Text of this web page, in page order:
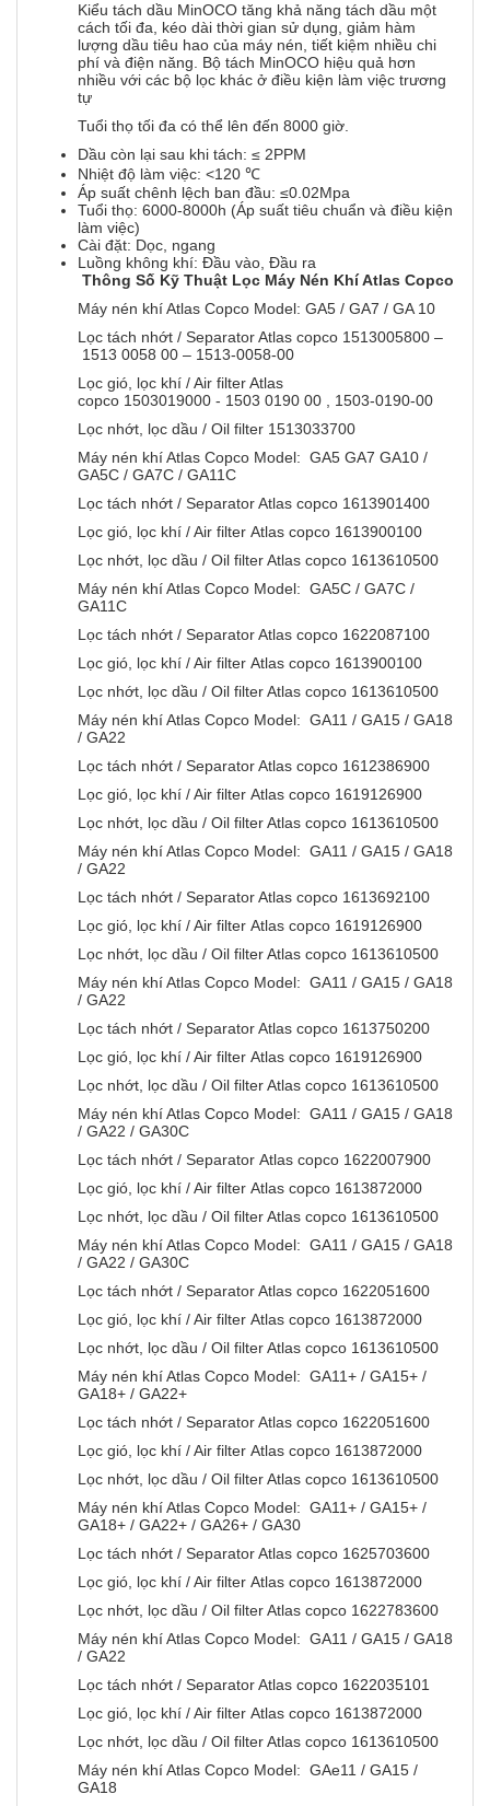
Kiểu tách dầu MinOCO tăng khả năng tách dầu một
cách tối đa, kéo dài thời gian sử dụng, giảm hàm
lượng dầu tiêu hao của máy nén, tiết kiệm nhiều chi
phí và điện năng. Bộ tách MinOCO hiệu quả hơn
nhiều với các bộ lọc khác ở điều kiện làm việc trương
tự
Tuổi thọ tối đa có thể lên đến 8000 giờ.
Dầu còn lại sau khi tách: ≤ 2PPM
Nhiệt độ làm việc: <120 ℃
Áp suất chênh lệch ban đầu: ≤0.02Mpa
Tuổi thọ: 6000-8000h (Áp suất tiêu chuẩn và điều kiện
làm việc)
Cài đặt: Dọc, ngang
Luồng không khí: Đầu vào, Đầu ra
Thông Số Kỹ Thuật Lọc Máy Nén Khí Atlas Copco
Máy nén khí Atlas Copco Model: GA5 / GA7 / GA 10
Lọc tách nhớt / Separator Atlas copco 1513005800 –
1513 0058 00 – 1513-0058-00
Lọc gió, lọc khí / Air filter Atlas
copco 1503019000 - 1503 0190 00 , 1503-0190-00
Lọc nhớt, lọc dầu / Oil filter 1513033700
Máy nén khí Atlas Copco Model: GA5 GA7 GA10 /
GA5C / GA7C / GA11C
Lọc tách nhớt / Separator Atlas copco 1613901400
Lọc gió, lọc khí / Air filter Atlas copco 1613900100
Lọc nhớt, lọc dầu / Oil filter Atlas copco 1613610500
Máy nén khí Atlas Copco Model: GA5C / GA7C /
GA11C
Lọc tách nhớt / Separator Atlas copco 1622087100
Lọc gió, lọc khí / Air filter Atlas copco 1613900100
Lọc nhớt, lọc dầu / Oil filter Atlas copco 1613610500
Máy nén khí Atlas Copco Model: GA11 / GA15 / GA18
/ GA22
Lọc tách nhớt / Separator Atlas copco 1612386900
Lọc gió, lọc khí / Air filter Atlas copco 1619126900
Lọc nhớt, lọc dầu / Oil filter Atlas copco 1613610500
Máy nén khí Atlas Copco Model: GA11 / GA15 / GA18
/ GA22
Lọc tách nhớt / Separator Atlas copco 1613692100
Lọc gió, lọc khí / Air filter Atlas copco 1619126900
Lọc nhớt, lọc dầu / Oil filter Atlas copco 1613610500
Máy nén khí Atlas Copco Model: GA11 / GA15 / GA18
/ GA22
Lọc tách nhớt / Separator Atlas copco 1613750200
Lọc gió, lọc khí / Air filter Atlas copco 1619126900
Lọc nhớt, lọc dầu / Oil filter Atlas copco 1613610500
Máy nén khí Atlas Copco Model: GA11 / GA15 / GA18
/ GA22 / GA30C
Lọc tách nhớt / Separator Atlas copco 1622007900
Lọc gió, lọc khí / Air filter Atlas copco 1613872000
Lọc nhớt, lọc dầu / Oil filter Atlas copco 1613610500
Máy nén khí Atlas Copco Model: GA11 / GA15 / GA18
/ GA22 / GA30C
Lọc tách nhớt / Separator Atlas copco 1622051600
Lọc gió, lọc khí / Air filter Atlas copco 1613872000
Lọc nhớt, lọc dầu / Oil filter Atlas copco 1613610500
Máy nén khí Atlas Copco Model: GA11+ / GA15+ /
GA18+ / GA22+
Lọc tách nhớt / Separator Atlas copco 1622051600
Lọc gió, lọc khí / Air filter Atlas copco 1613872000
Lọc nhớt, lọc dầu / Oil filter Atlas copco 1613610500
Máy nén khí Atlas Copco Model: GA11+ / GA15+ /
GA18+ / GA22+ / GA26+ / GA30
Lọc tách nhớt / Separator Atlas copco 1625703600
Lọc gió, lọc khí / Air filter Atlas copco 1613872000
Lọc nhớt, lọc dầu / Oil filter Atlas copco 1622783600
Máy nén khí Atlas Copco Model: GA11 / GA15 / GA18
/ GA22
Lọc tách nhớt / Separator Atlas copco 1622035101
Lọc gió, lọc khí / Air filter Atlas copco 1613872000
Lọc nhớt, lọc dầu / Oil filter Atlas copco 1613610500
Máy nén khí Atlas Copco Model: GAe11 / GA15 /
GA18